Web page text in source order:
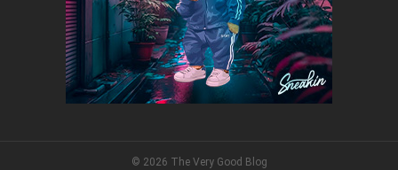
© 2026 The Very Good Blog